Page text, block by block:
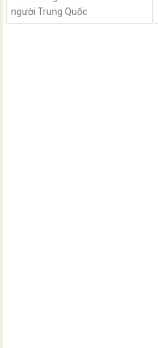
người Trung Quốc